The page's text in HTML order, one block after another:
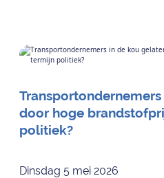
door hoge
politiek?
Dinsdag 5 mei 2026